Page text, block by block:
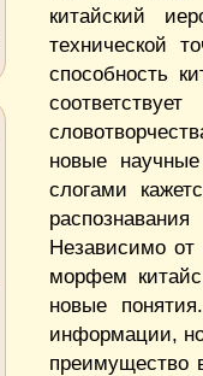
китайский
технической
способность
новые
слогами
Независимо от
морфем
новые
информации,
преимущество